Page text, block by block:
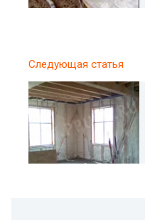
Следующая статья